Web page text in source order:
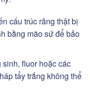
cấu trúc răng thật bị
bằng mão sứ để bảo
fluor hoặc các
tẩy trắng không thể